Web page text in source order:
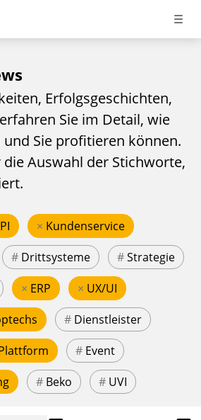
Erfolgsgeschichten,
Sie im Detail, wie
Sie profitieren können.
die Auswahl der Stichworte,
× Kundenservice
# Drittsysteme #Strategie
× ERP × UX/UI
# Dienstleister
# Event
# Beko # UVI